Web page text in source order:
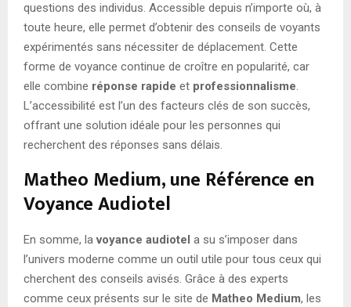
questions des individus. Accessible depuis n’importe où, à
toute heure, elle permet d’obtenir des conseils de voyants
expérimentés sans nécessiter de déplacement. Cette
forme de voyance continue de croître en popularité, car
elle combine réponse rapide et professionnalisme.
L’accessibilité est l’un des facteurs clés de son succès,
offrant une solution idéale pour les personnes qui
recherchent des réponses sans délais.
Matheo Medium, une Référence en
Voyance Audiotel
En somme, lavoyance audiotel a su s’imposer dans
l’univers moderne comme un outil utile pour tous ceux qui
cherchent des conseils avisés. Grâce à des experts
comme ceux présents sur le site de Matheo Medium, les